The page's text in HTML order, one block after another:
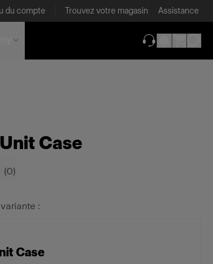
du compte Trouvez votre magasin Assistance
Case
(0)
:
Case